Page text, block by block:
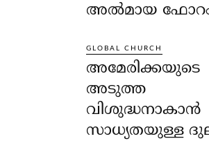
അൽമായ
GLOBAL CHURCH
അമേരിക്കയുടെ
അടുത്ത
വിശുദ്ധനാകാൻ
സാധ്യതയുള്ള